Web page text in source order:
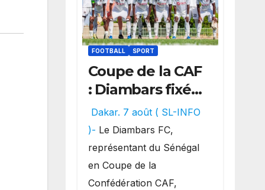
FOOTBALL SPORT
Coupe de la CAF
: Diambars fixé
sur son destin
africain, l’ES
Zarzis sera son
premier
obstacle.
Dakar. 7 août ( SL-INFO
)- Le Diambars FC,
représentant du Sénégal
en Coupe de la
Confédération CAF,